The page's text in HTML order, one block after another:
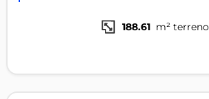
188.61 m² terreno